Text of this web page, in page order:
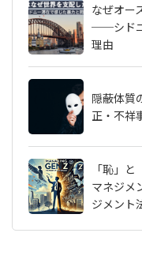
なぜオー
──シド
理由
隠蔽体質
正・不祥
「恥」
マネジメ
ジメント